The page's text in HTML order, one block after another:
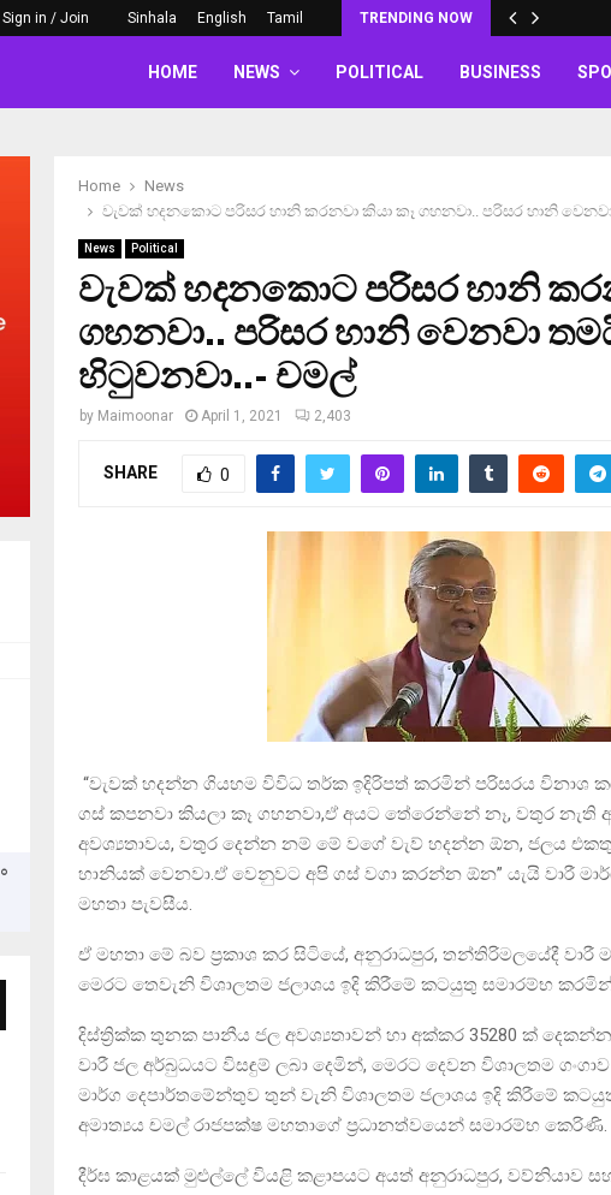
Sign in / Join Sinhala English Tamil TRENDING NOW
HOME NEWS POLITICAL BUSINESS
Home
News
වැවක් හදනකොට පරිසර හානි කරනවා කියා කෑ ගහනවා.. පරිසර හානි
News Political
වැවක් හදනකොට පරිසර හානි
ගහනවා.. පරිසර හානි වෙනවා
හිටුවනවා..- චමල්
by Maimoonar April 1, 2021 2,403
SHARE 0
“වැවක් හදන්න ගියහම විවිධ තර්ක ඉදිරිපත් කරමින් පරිසරය විනාශ
ගස් කපනවා කියලා කෑ ගහනවා,ඒ අයට තේරෙන්නේ නෑ, වතුර
අවශ්‍යතාවය, වතුර දෙන්න නම් මේ වගේ වැව් හදන්න ඕන, ජලය
හානියක් වෙනවා.ඒ වෙනුවට අපි ගස් වගා කරන්න ඕන” යැයි වාරී
මහතා පැවසීය.
ඒ මහතා මේ බව ප්‍රකාශ කර සිටියේ, අනුරාධපුර, තන්තිරිමලයේදී වාරී
මෙරට තෙවැනි විශාලතම ජලාශය ඉදි කිරීමේ කටයුතු සමාරම්භ
දිස්ත්‍රික්ක තුනක පානීය ජල අවශ්‍යතාවන් හා අක්කර 35280 ක්
වාරී ජල අර්බුධයට විසඳුම් ලබා දෙමින්, මෙරට දෙවන විශාලතම
මාර්ග දෙපාර්තමේන්තුව තුන් වැනි විශාලතම ජලාශය ඉදි කිරීමේ
අමාත්‍යය චමල් රාජපක්ෂ මහතාගේ ප්‍රධානත්වයෙන් සමාරම්භ කෙරිණි.
දීර්ඝ කාළයක් මුළුල්ලේ වියළි කළාපයට අයත් අනුරාධපුර, වව්නියාව
°